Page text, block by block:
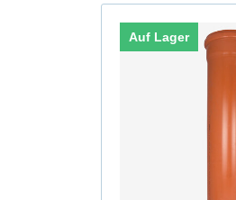
Auf Lager